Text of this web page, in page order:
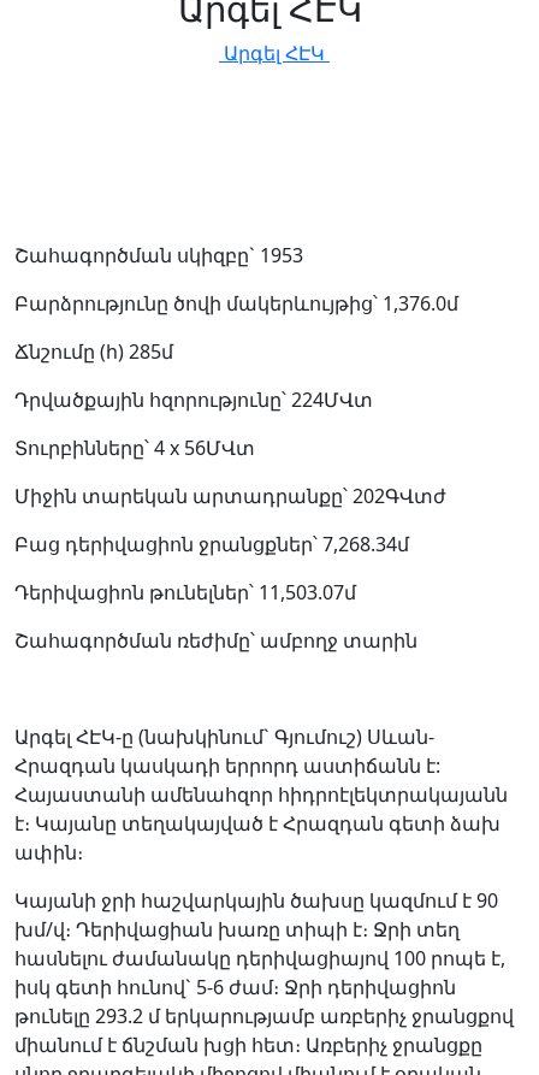
Արգել ՀԷԿ
Շահագործման սկիզբը` 1953
Բարձրությունը ծովի մակերևույթից՝ 1,376.0մ
Ճնշումը (h)285մ
Դրվածքային հզորությունը՝224ՄՎտ
Տուրբինները՝4 x 56ՄՎտ
Միջին տարեկան արտադրանքը՝202ԳՎտժ
Բաց դերիվացիոն ջրանցքներ՝7,268.34մ
Դերիվացիոն թունելներ՝ 11,503.07մ
Շահագործման ռեժիմը՝ ամբողջ տարին
Արգել ՀԷԿ-ը (նախկինում` Գյումուշ) Սևան-
Հրազդան կասկադի երրորդ աստիճանն է:
Հայաստանի ամենահզոր հիդրոէլեկտրակայանն
է։ Կայանը տեղակայված է Հրազդան գետի ձախ
ափին։
Կայանի ջրի հաշվարկային ծախսը կազմում է 90
խմ/վ։ Դերիվացիան խառը տիպի է։ Ջրի տեղ
հասնելու ժամանակը դերիվացիայով 100 րոպե է,
իսկ գետի հունով` 5-6 ժամ։ Ջրի դերիվացիոն
թունելը 293.2 մ երկարությամբ առբերիչ ջրանցքով
միանում է ճնշման խցի հետ։ Առբերիչ ջրանցքը